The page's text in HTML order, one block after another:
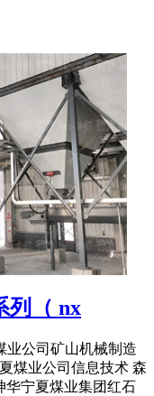
列（ nx
业公司矿山机械制造
煤业公司信息技术 森
华宁夏煤业集团红石